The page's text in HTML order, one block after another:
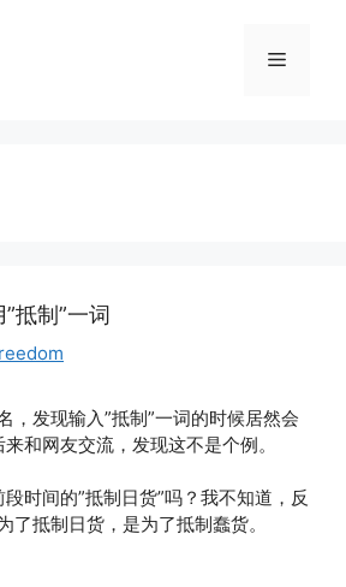
菜
抵制”一词
，发现输入”抵制”一词的时候居然会
和网友交流，发现这不是个例。
时间的”抵制日货”吗？我不知道，反
了抵制日货，是为了抵制蠢货。